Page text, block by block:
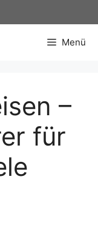
Menü
–
für